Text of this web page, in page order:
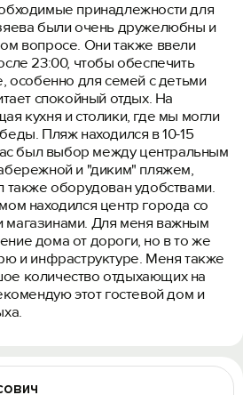
принадлежности для
были очень дружелюбны и
вопросе. Они также ввели
23:00, чтобы обеспечить
особенно для семей с детьми
спокойный отдых. На
кухня и столики, где мы могли
Пляж находился в 10-15
был выбор между центральным
и "диким" пляжем,
оборудован удобствами.
находился центр города со
Для меня важным
дома от дороги, но в то же
и инфраструктуре. Меня также
количество отдыхающих на
этот гостевой дом и